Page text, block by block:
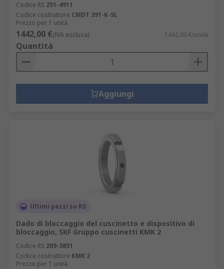
Codice RS 251-4911
Codice costruttore CMDT 391-K-SL
Prezzo per 1 unità
1442,00 €(IVA esclusa) 1442,00 €/unità
Quantità
Aggiungi
Ultimi pezzi su RS
Dado di bloccaggio del cuscinetto e dispositivo di
bloccaggio, SKF Gruppo cuscinetti KMK 2
Codice RS 209-3851
Codice costruttore KMK 2
Prezzo per 1 unità